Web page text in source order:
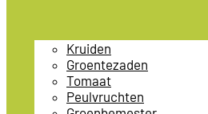
Kruiden
Groentezaden
Tomaat
Peulvruchten